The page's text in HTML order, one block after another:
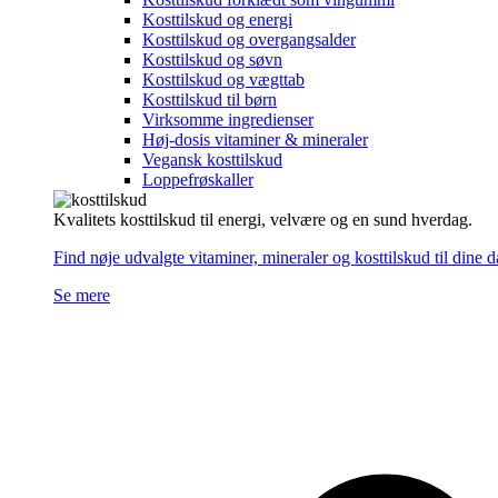
Kosttilskud og energi
Kosttilskud og overgangsalder
Kosttilskud og søvn
Kosttilskud og vægttab
Kosttilskud til børn
Virksomme ingredienser
Høj-dosis vitaminer & mineraler
Vegansk kosttilskud
Loppefrøskaller
Kvalitets kosttilskud til energi, velvære og en sund hverdag.
Find nøje udvalgte vitaminer, mineraler og kosttilskud til dine
Se mere